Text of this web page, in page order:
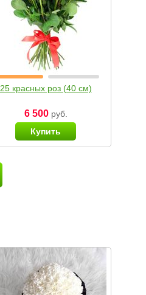
25 красных роз (40 см)
6 500руб.
Купить